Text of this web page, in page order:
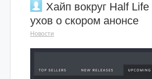
Хайп вокруг Half
ухов о скором анонсе
Новости